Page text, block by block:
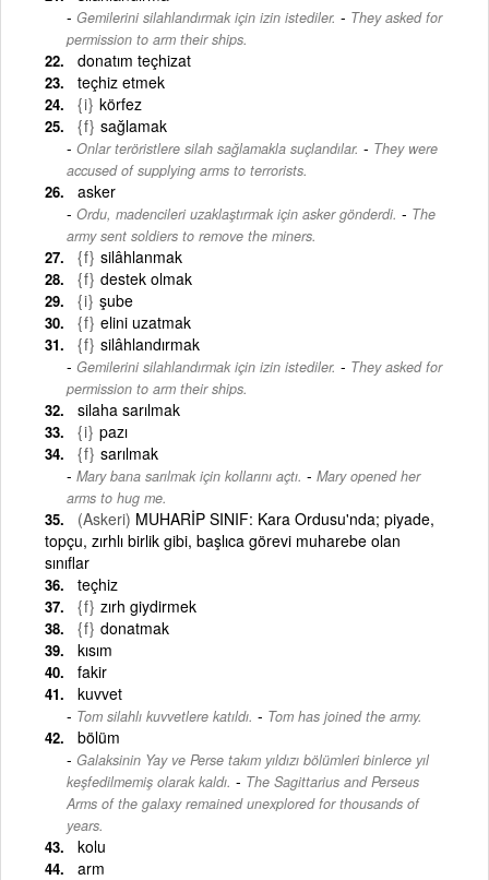
Gemilerini silahlandırmak için izin istediler. - They asked for
permission to arm their ships.
donatım teçhizat
teçhiz etmek
{i} körfez
{f} sağlamak
Onlar teröristlere silah sağlamakla suçlandılar. - They were
accused of supplying arms to terrorists.
asker
Ordu, madencileri uzaklaştırmak için asker gönderdi. - The
army sent soldiers to remove the miners.
{f} silâhlanmak
{f} destek olmak
{i} şube
{f} elini uzatmak
{f} silâhlandırmak
Gemilerini silahlandırmak için izin istediler. - They asked for
permission to arm their ships.
silaha sarılmak
{i} pazı
{f} sarılmak
Mary bana sarılmak için kollarını açtı. - Mary opened her
arms to hug me.
(Askeri) MUHARİP SINIF: Kara Ordusu'nda; piyade,
topçu, zırhlı birlik gibi, başlıca görevi muharebe olan
sınıflar
teçhiz
{f} zırh giydirmek
{f} donatmak
kısım
fakir
kuvvet
Tom silahlı kuvvetlere katıldı. - Tom has joined the army.
bölüm
Galaksinin Yay ve Perse takım yıldızı bölümleri binlerce yıl
keşfedilmemiş olarak kaldı. - The Sagittarius and Perseus
Arms of the galaxy remained unexplored for thousands of
years.
kolu
arm